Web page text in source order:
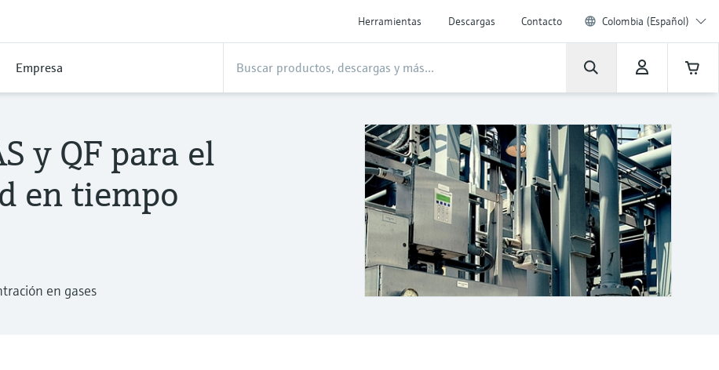
Herramientas Descargas Contacto Colombia (Español)
Empresa
y QF para el
en tiempo
en gases